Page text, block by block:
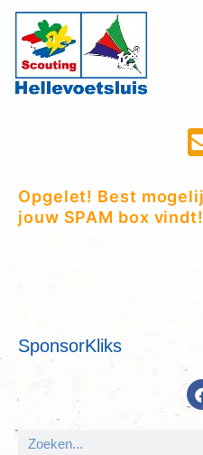
Opgelet! Best
jouw SPAM box vindt!
SponsorKliks